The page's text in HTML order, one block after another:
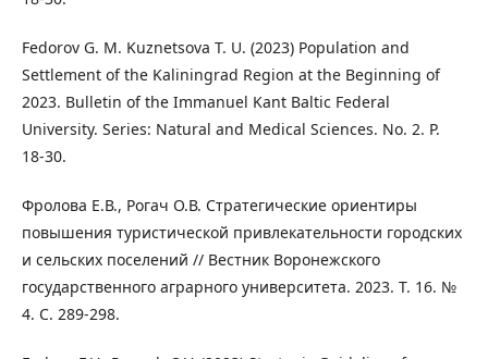
Fedorov G. M. Kuznetsova T. U. (2023) Population and
Settlement of the Kaliningrad Region at the Beginning of
2023. Bulletin of the Immanuel Kant Baltic Federal
University. Series: Natural and Medical Sciences. No. 2. P.
18-30.
Фролова Е.В., Рогач О.В. Стратегические ориентиры
повышения туристической привлекательности городских
и сельских поселений // Вестник Воронежского
государственного аграрного университета. 2023. Т. 16. №
4. С. 289-298.